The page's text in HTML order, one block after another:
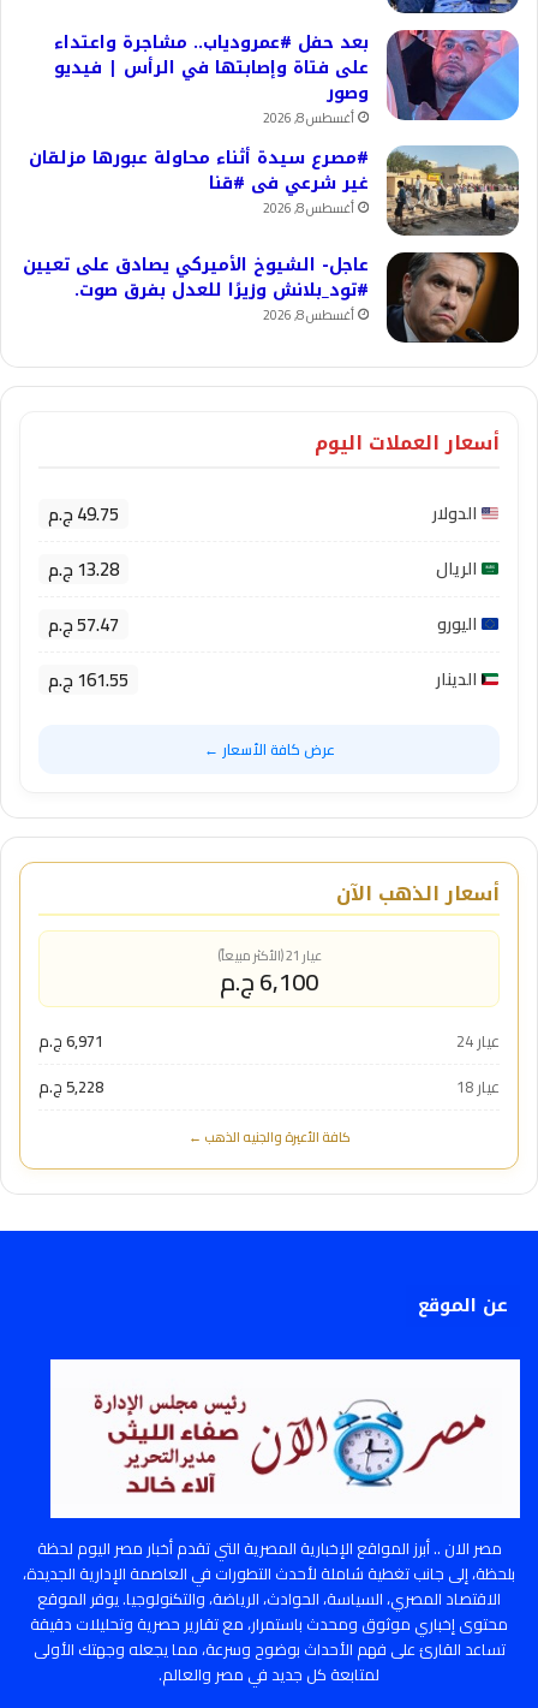
بعد حفل #عمرودياب.. مشاجرة واعتداء
على فتاة وإصابتها في الرأس | فيديو
وصور
أغسطس 8, 2026
#مصرع سيدة أثناء محاولة عبورها مزلقان
غير شرعي فى #قنا
أغسطس 8, 2026
عاجل- الشيوخ الأميركي يصادق على تعيين
#تود_بلانش وزيرًا للعدل بفرق صوت.
أغسطس 8, 2026
أسعار العملات اليوم
الدولار 49.75 ج.م
الريال 13.28 ج.م
اليورو 57.47 ج.م
الدينار 161.55 ج.م
عرض كافة الأسعار ←
أسعار الذهب الآن
عيار 21 (الأكثر مبيعاً)
6,100 ج.م
عيار 24
6,971 ج.م
عيار 18
5,228 ج.م
كافة الأعيرة والجنيه الذهب ←
عن الموقع
مصر الان .. أبرز المواقع الإخبارية المصرية التي تقدم أخبار مصر اليوم لحظة
بلحظة، إلى جانب تغطية شاملة لأحدث التطورات في العاصمة الإدارية الجديدة،
الاقتصاد المصري، السياسة، الحوادث، الرياضة، والتكنولوجيا. يوفر الموقع
محتوى إخباري موثوق ومحدث باستمرار، مع تقارير حصرية وتحليلات دقيقة
تساعد القارئ على فهم الأحداث بوضوح وسرعة، مما يجعله وجهتك الأولى
لمتابعة كل جديد في مصر والعالم.